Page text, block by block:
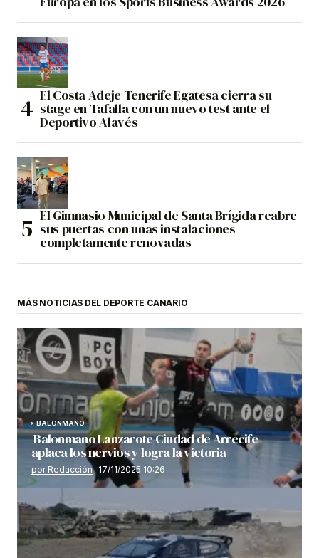
El Costa Adeje Tenerife Egatesa cierra su
stage en Tafalla con un nuevo test ante el
Deportivo Alavés
El Gimnasio Municipal de Santa Brígida reabre
sus puertas con unas instalaciones
completamente renovadas
MÁS NOTICIAS DEL DEPORTE CANARIO
BALONMANO
Balonmano Lanzarote Ciudad de Arrecife
aplaca los nervios y logra la victoria
por Redacción 17/11/2025 10:26